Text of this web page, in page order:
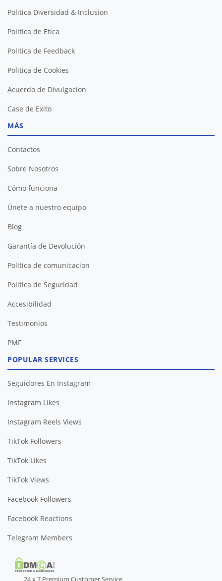
Politica Diversidad & Inclusion
Politica de Etica
Politica de Feedback
Politica de Cookies
Acuerdo de Divulgacion
Case de Exito
MÁS
Contactos
Sobre Nosotros
Cómo funciona
Únete a nuestro equipo
Blog
Garantía de Devolución
Politica de comunicacion
Politica de Seguridad
Accesibilidad
Testimonios
PMF
POPULAR SERVICES
Seguidores En Instagram
Instagram Likes
Instagram Reels Views
TikTok Followers
TikTok Likes
TikTok Views
Facebook Followers
Facebook Reactions
Telegram Members
24 x 7 Premium Customer Service